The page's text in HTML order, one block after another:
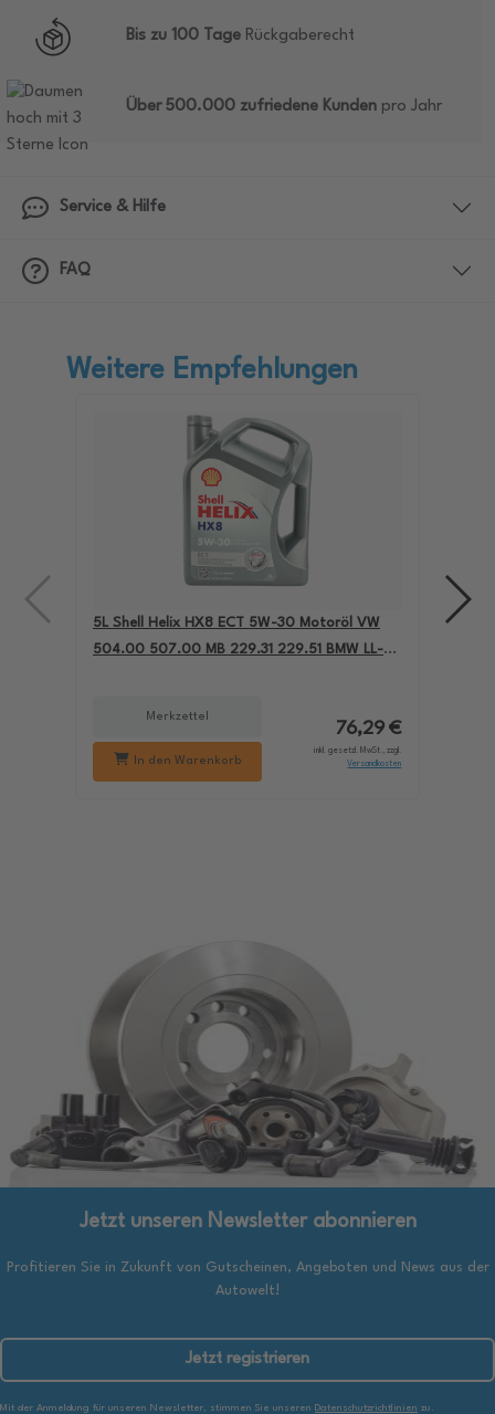
Bis zu 100 Tage Rückgaberecht
Über 500.000 zufriedene Kunden pro Jahr
Service & Hilfe
FAQ
Weitere Empfehlungen
5L Shell Helix HX8 ECT 5W-30 Motoröl VW
504.00 507.00 MB 229.31 229.51 BMW LL-04
Merkzettel
In den Warenkorb
76,29 €
inkl. gesetzl. MwSt., zzgl.
Versandkosten
Jetzt unseren Newsletter abonnieren
Profitieren Sie in Zukunft von Gutscheinen, Angeboten und News aus der
Autowelt!
Jetzt registrieren
Mit der Anmeldung für unseren Newsletter, stimmen Sie unseren Datenschutzrichtlinien zu.